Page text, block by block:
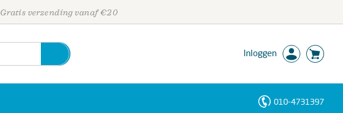
Gratis verzending vanaf €20
Inloggen
010-4731397